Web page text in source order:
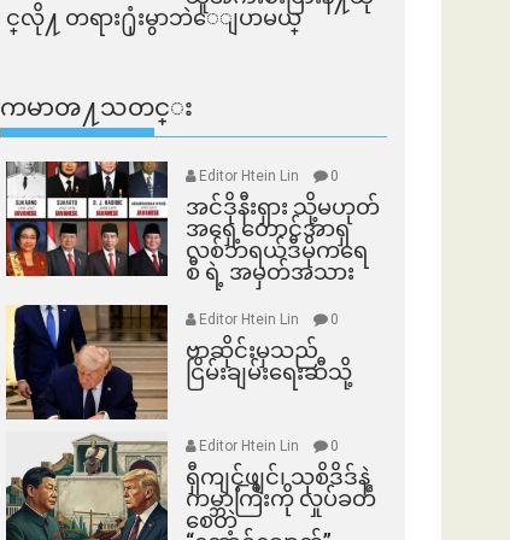
င္​လို႔ တရား႐ုံးမွာဘဲေျပာမယ္​
ကမာၻ႔သတင္း
Editor Htein Lin 0
အင်ဒိုနီးရှား သို့မဟုတ်
အရှေ့တောင်အာရှ
လစ်ဘရယ်ဒီမိုကရေ
စီ ရဲ့ အမှတ်အသား
Editor Htein Lin 0
ဗာဆိုင်းမှသည်
ငြိမ်းချမ်းရေးဆီသို့
Editor Htein Lin 0
ရှီကျင့်ဖျင်၊ သုစိဒိဒ်နဲ့
ကမ္ဘာကြီးကို လှုပ်ခတ်
စေတဲ့